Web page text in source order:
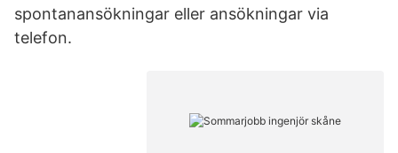
spontanansökningar eller ansökningar via
telefon.